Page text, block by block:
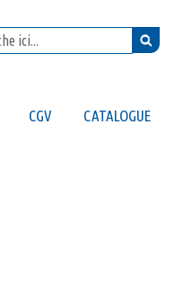
CGV CATALOGUE